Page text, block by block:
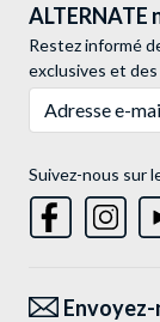
Restez informé
exclusives et
Suivez-nous sur
Envoyez-